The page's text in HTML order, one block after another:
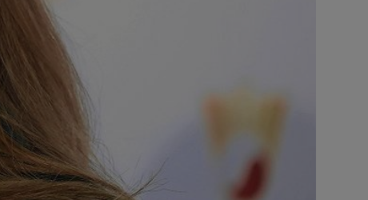
celów identyfikacji.
reklam i treści,